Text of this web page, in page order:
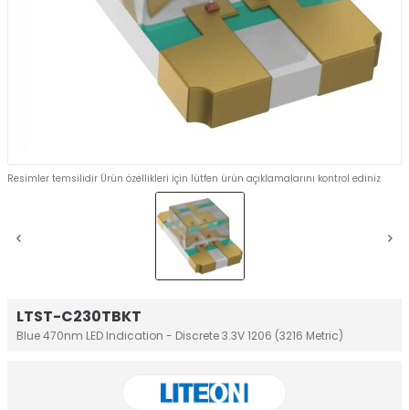
LTST-C230TBKT
Blue 470nm LED Indication - Discrete 3.3V 1206 (3216 Metric)
Resimler temsilidir Ürün özellikleri için lütfen ürün açıklamalarını kontrol ediniz